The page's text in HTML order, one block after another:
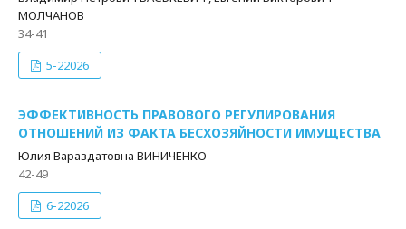
МОЛЧАНОВ
34-41
5-22026
ЭФФЕКТИВНОСТЬ ПРАВОВОГО РЕГУЛИРОВАНИЯ
ОТНОШЕНИЙ ИЗ ФАКТА БЕСХОЗЯЙНОСТИ ИМУЩЕСТВА
Юлия Вараздатовна ВИНИЧЕНКО
42-49
6-22026